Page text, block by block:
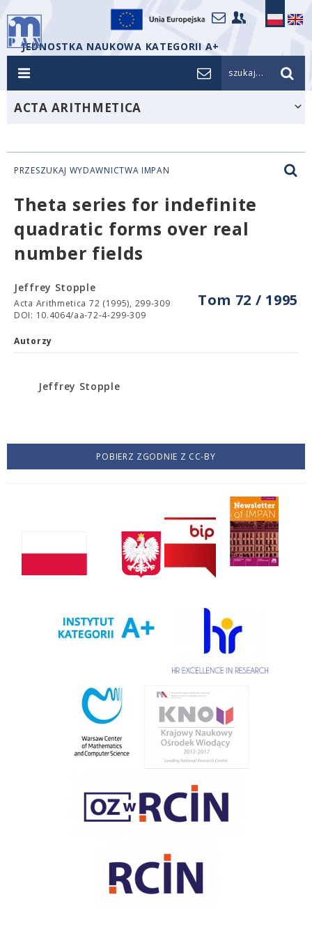
JEDNOSTKA NAUKOWA KATEGORII A+
szukaj...
ACTA ARITHMETICA
PRZESZUKAJ WYDAWNICTWA IMPAN
Theta series for indefinite
quadratic forms over real
number fields
Tom 72 / 1995
Jeffrey Stopple
Acta Arithmetica 72 (1995), 299-309
DOI: 10.4064/aa-72-4-299-309
Autorzy
Jeffrey Stopple
POBIERZ ZGODNIE Z CC-BY